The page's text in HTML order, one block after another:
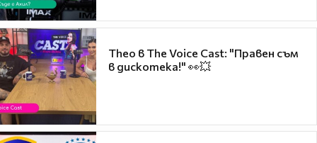
Theo в The Voice Cast: "Правен съм
в дискотека!" 👀💥